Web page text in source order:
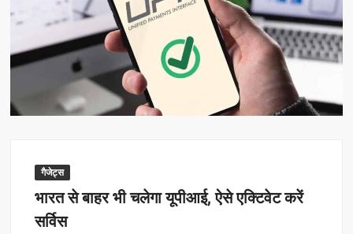
गैजेट्स
भारत से बाहर भी चलेगा यूपीआई, ऐसे एक्टिवेट करें
सर्विस